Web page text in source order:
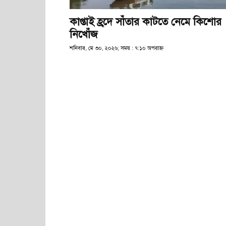
কাপ্তাই হ্রদে সাঁতার কাটতে নেমে কিশোর
নিখোঁজ
শনিবার, মে ৩০, ২০২৬; সময় : ৭:১০ অপরাহ্ণ